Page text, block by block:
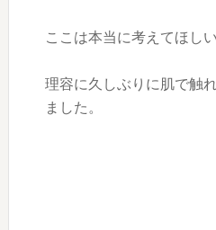
ここは本当に考えてほし
理容に久しぶりに肌で触
ました。